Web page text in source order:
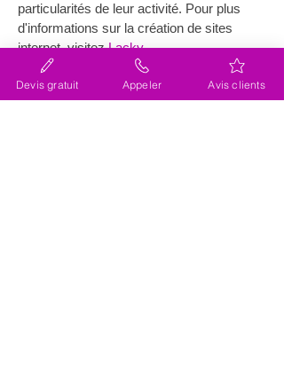
particularités de leur activité. Pour plus
d'informations sur la création de sites
internet, visitez Lacky.
Quels sont les avantages d'un
Devis gratuit Appeler Avis clients